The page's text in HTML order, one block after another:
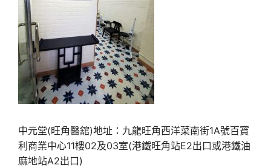
中元堂(旺角醫舘)地址：九龍旺角西洋菜南街1A號百寶
利商業中心11樓02及03室(港鐵旺角站E2出口或港鐵油
麻地站A2出口)